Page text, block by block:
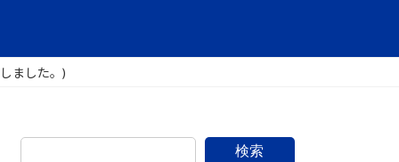
ました。)
検索